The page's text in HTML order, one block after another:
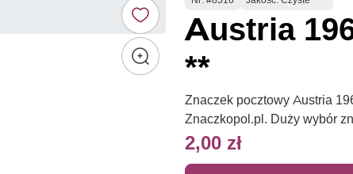
Austria
**
Znaczek pocztowy Austria
Znaczkopol.pl. Duży wybór
2,00 zł